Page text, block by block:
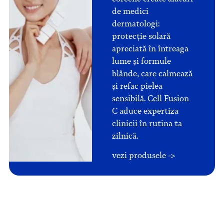
de medici
dermatologi:
protecție solară
apreciată în întreaga
lume și formule
blânde, care calmează
și refac pielea
sensibilă. Cell Fusion
C aduce expertiza
clinicii în rutina ta
zilnică.
vezi produsele ->